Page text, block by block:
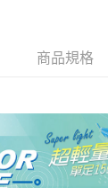
商品規格